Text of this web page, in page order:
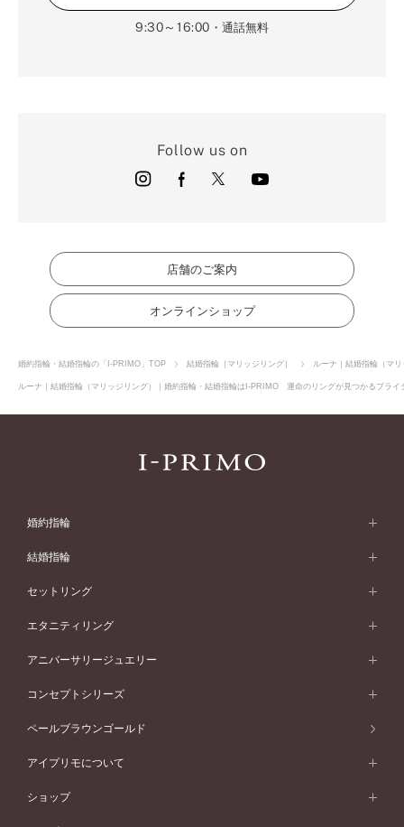
9:30～16:00 ・通話無料
Follow us on
店舗のご案内
オンラインショップ
婚約指輪・結婚指輪の「I-PRIMO」TOP 結婚指輪［マリッジリング］ ルーナ｜結婚指輪（マ
ルーナ｜結婚指輪（マリッジリング）｜婚約指輪・結婚指輪はI-PRIMO 運命のリングが見つかるブラ
婚約指輪
婚約指輪 (エンゲージリング)
婚約指輪一覧
ピンクゴールド
ペールブラウンゴールド
ウェーブライン
V字ライン
ワンサイドメレ
ダブルサイドメレ
フェミニン
モード
50万円台～
40万円台～
婚約指輪 人気ランキング
結婚指輪
結婚指輪 (マリッジリング)
結婚指輪一覧
ピンクゴールド
ペールブラウンゴールド
ウェーブライン
V字ライン
ワンメレ
セベラルメレ
フェミニン
50万円～
セットリング
セットリング
セットリング一覧
ピンクゴールド
ペールブラウンゴールド
エタニティリング
エタニティリング
エタニティリング一覧
ピンクゴールド
アニバーサリージュエリー
アニバーサリージュエリー
アニバーサリージュエリー一覧
ファッションリング
コンセプトシリーズ
コンセプトシリーズ
オリジンビリーフ
ペールブラウンゴールド
アイプリモについて
アイプリモについて
ショップ